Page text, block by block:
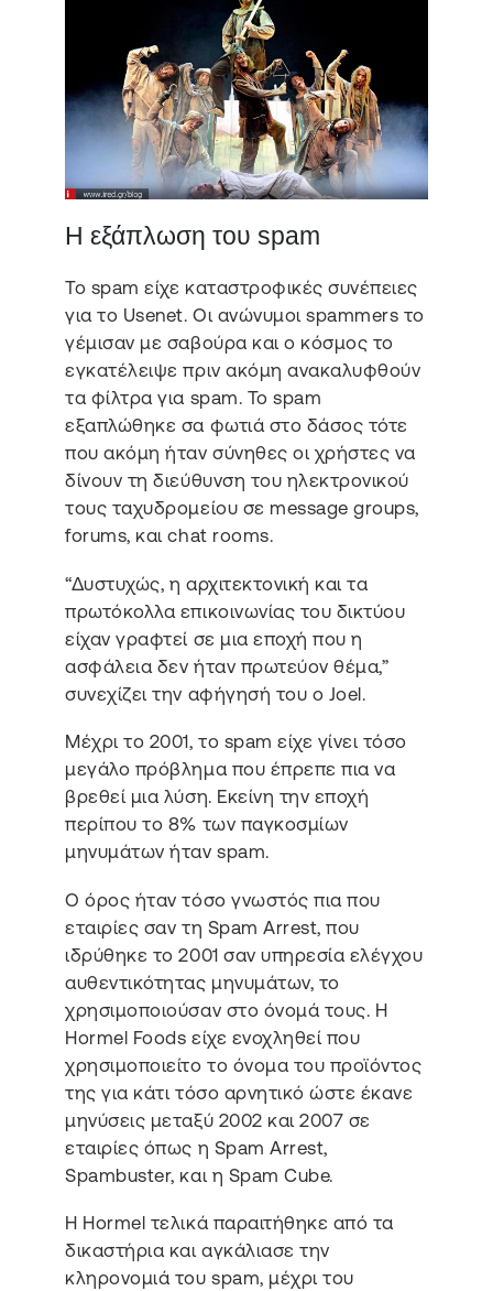
Η εξάπλωση του spam
Το spam είχε καταστροφικές συνέπειες
για το Usenet. Οι ανώνυμοι spammers το
γέμισαν με σαβούρα και ο κόσμος το
εγκατέλειψε πριν ακόμη ανακαλυφθούν
τα φίλτρα για spam. Το spam
εξαπλώθηκε σα φωτιά στο δάσος τότε
που ακόμη ήταν σύνηθες οι χρήστες να
δίνουν τη διεύθυνση του ηλεκτρονικού
τους ταχυδρομείου σε message groups,
forums, και chat rooms.
“Δυστυχώς, η αρχιτεκτονική και τα
πρωτόκολλα επικοινωνίας του δικτύου
είχαν γραφτεί σε μια εποχή που η
ασφάλεια δεν ήταν πρωτεύον θέμα,”
συνεχίζει την αφήγησή του ο Joel.
Μέχρι το 2001, το spam είχε γίνει τόσο
μεγάλο πρόβλημα που έπρεπε πια να
βρεθεί μια λύση. Εκείνη την εποχή
περίπου το 8% των παγκοσμίων
μηνυμάτων ήταν spam.
Ο όρος ήταν τόσο γνωστός πια που
εταιρίες σαν τη Spam Arrest, που
ιδρύθηκε το 2001 σαν υπηρεσία ελέγχου
αυθεντικότητας μηνυμάτων, το
χρησιμοποιούσαν στο όνομά τους. Η
Hormel Foods είχε ενοχληθεί που
χρησιμοποιείτο το όνομα του προϊόντος
της για κάτι τόσο αρνητικό ώστε έκανε
μηνύσεις μεταξύ 2002 και 2007 σε
εταιρίες όπως η Spam Arrest,
Spambuster, και η Spam Cube.
Η Hormel τελικά παραιτήθηκε από τα
δικαστήρια και αγκάλιασε την
κληρονομιά του spam, μέχρι του